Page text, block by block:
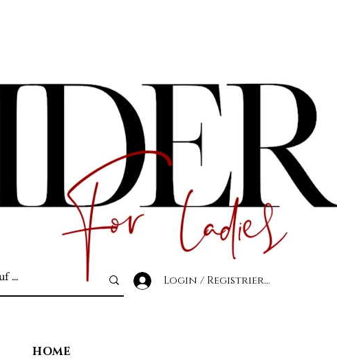
Login / Registrierung
HOME